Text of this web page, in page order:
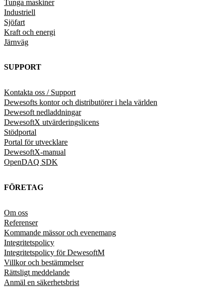
Tunga maskiner
Industriell
Sjöfart
Kraft och energi
Järnväg
SUPPORT
Kontakta oss / Support
Dewesofts kontor och distributörer i hela världen
Dewesoft nedladdningar
DewesoftX utvärderingslicens
Stödportal
Portal för utvecklare
DewesoftX-manual
OpenDAQ SDK
FÖRETAG
Om oss
Referenser
Kommande mässor och evenemang
Integritetspolicy
Integritetspolicy för DewesoftM
Villkor och bestämmelser
Rättsligt meddelande
Anmäl en säkerhetsbrist